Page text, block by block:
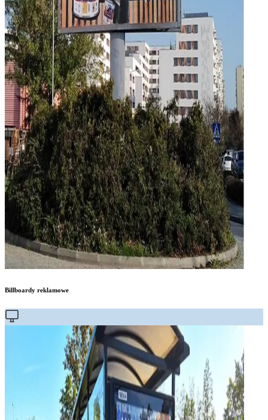
Billboardy reklamowe